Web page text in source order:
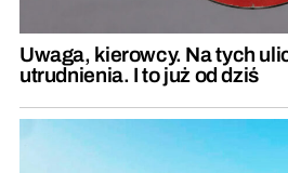
Uwaga, kierowcy. Na tych
utrudnienia. I to już od dziś